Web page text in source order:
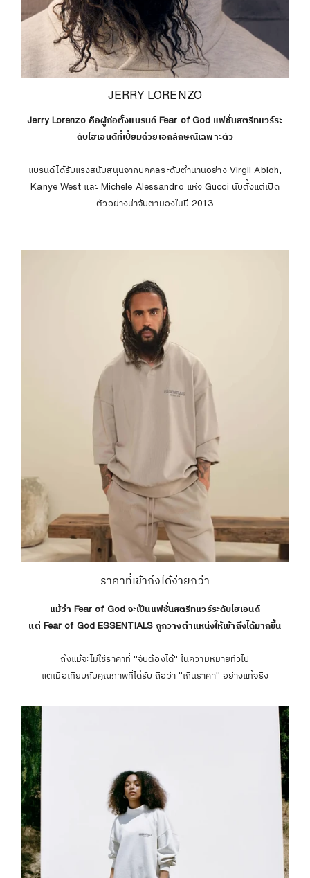
JERRY LORENZO
Jerry Lorenzo คือผู้ก่อตั้งแบรนด์ Fear of God แฟชั่นสตรีทแวร์ระ
ดับไฮเอนด์ที่เปี่ยมด้วยเอกลักษณ์เฉพาะตัว
แบรนด์ได้รับแรงสนับสนุนจากบุคคลระดับตำนานอย่าง Virgil Abloh,
Kanye West และ Michele Alessandro แห่ง Gucci นับตั้งแต่เปิด
ตัวอย่างน่าจับตามองในปี 2013
ราคาที่เข้าถึงได้ง่ายกว่า
แม้ว่า Fear of God จะเป็นแฟชั่นสตรีทแวร์ระดับไฮเอนด์
แต่ Fear of God ESSENTIALS ถูกวางตำแหน่งให้เข้าถึงได้มากขึ้น
ถึงแม้จะไม่ใช่ราคาที่ "จับต้องได้" ในความหมายทั่วไป
แต่เมื่อเทียบกับคุณภาพที่ได้รับ ถือว่า "เกินราคา" อย่างแท้จริง